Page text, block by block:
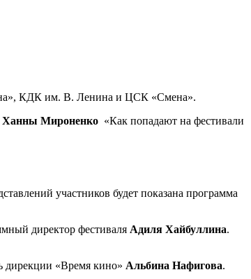
КДК им. В. Ленина и ЦСК «Смена».
Ханны Мироненко «Как попадают на фестивали
участников будет показана программа
директор фестиваля Адиля Хайбуллина.
дирекции «Время кино» Альбина Нафигова.